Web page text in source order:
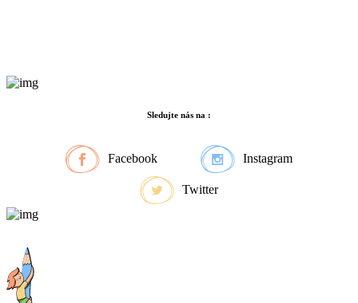
Sledujte nás na :
Facebook Instagram
Twitter